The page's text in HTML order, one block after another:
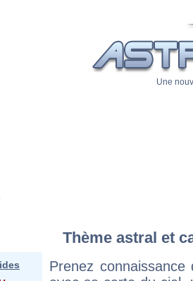
Une
Thème astral et
Prenez